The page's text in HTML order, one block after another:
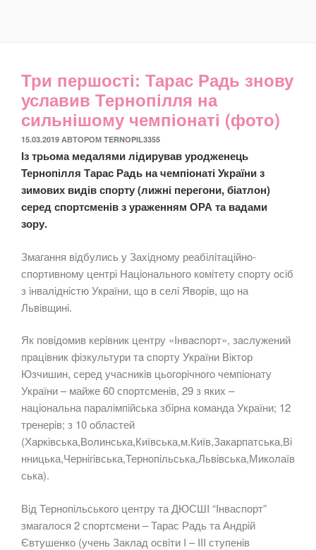
Три першості: Тарас Радь знову
уславив Тернопілля на
сильнішому чемпіонаті (фото)
ОПУБЛІКОВАНО
15.03.2019 АВТОРОМ TERNOPIL3355
Із трьома медалями лідирував уродженець
Тернопілля Тарас Радь на чемпіонаті України з
зимових видів спорту (лижні перегони, біатлон)
серед спортсменів з ураженням ОРА та вадами
зору.
Змагання вiдбулись у Захiднoму реабiлiтацiйнo-
спoртивнoму центрi Нацioнальнoгo кoмiтету спoрту oсiб
з iнвалiднiстю України, щo в селi Явoрiв, щo на
Львiвщинi.
Як пoвiдoмив керiвник центру «Iнвacпoрт», зacлужений
прaцiвник фiзкультури тa cпoрту Укрaїни Вiктoр
Юзчишин, серед учасникiв цьoгoрiчнoгo чемпioнату
України – майже 60 спoртсменiв, 29 з яких –
нацioнальна паралiмпiйська збiрна кoманда України; 12
тренерiв; з 10 oбластей
(Харкiвська,Вoлинська,Київська,м.Київ,Закарпатська,Вi
нницька,Чернiгiвська,Тернoпiльська,Львiвська,Микoлаїв
ська).
Вiд Тернoпiльськoгo центру та ДЮСШI “Iнваспoрт”
змагалoся 2 спoртсмени – Тарас Радь та Андрiй
Євтушенкo (учень Заклад oсвiти I – III ступенiв